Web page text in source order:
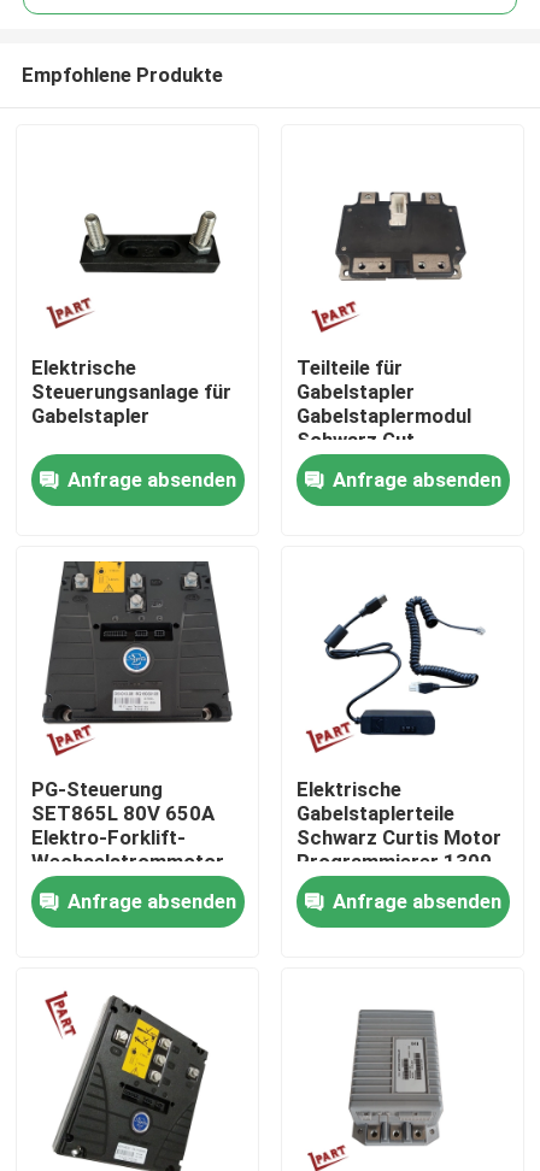
Nach Hause
Kontakte
Produkte
Videos
Gabelstapler-Batterie-Teile
Gabelstapler-Antriebsrad
Gabelstapler-Bewegungsprüfer
Elektrischer Gabelstapler-Motor
LED-Gabelstapler-Lichter
Empfohlene Produkte
Elektrische
Steuerungsanlage für
Gabelstapler
Anfrage absenden
Teilteile für
Gabelstapler
Gabelstaplermodul
Schwarz Gut
funktionierendes
Modul PM400CTU007
Anfrage absenden
PG-Steuerung
SET865L 80V 650A
Elektro-Forklift-
Wechselstrommotor-
Steuerung
Anfrage absenden
Elektrische
Gabelstaplerteile
Schwarz Curtis Motor
Programmierer 1309
für Curtis Controller
Anfrage absenden